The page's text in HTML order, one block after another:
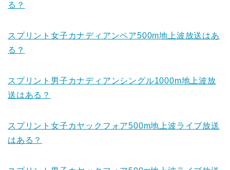
る？
スプリント女子カナディアンペア500m地上波放送はあ
る？
スプリント男子カナディアンシングル1000m地上波放
送はある？
スプリント女子カヤックフォア500m地上波ライブ放送
はある？